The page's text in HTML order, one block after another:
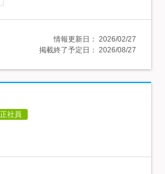
情報更新日： 2026/02/27
掲載終了予定日： 2026/08/27
正社員